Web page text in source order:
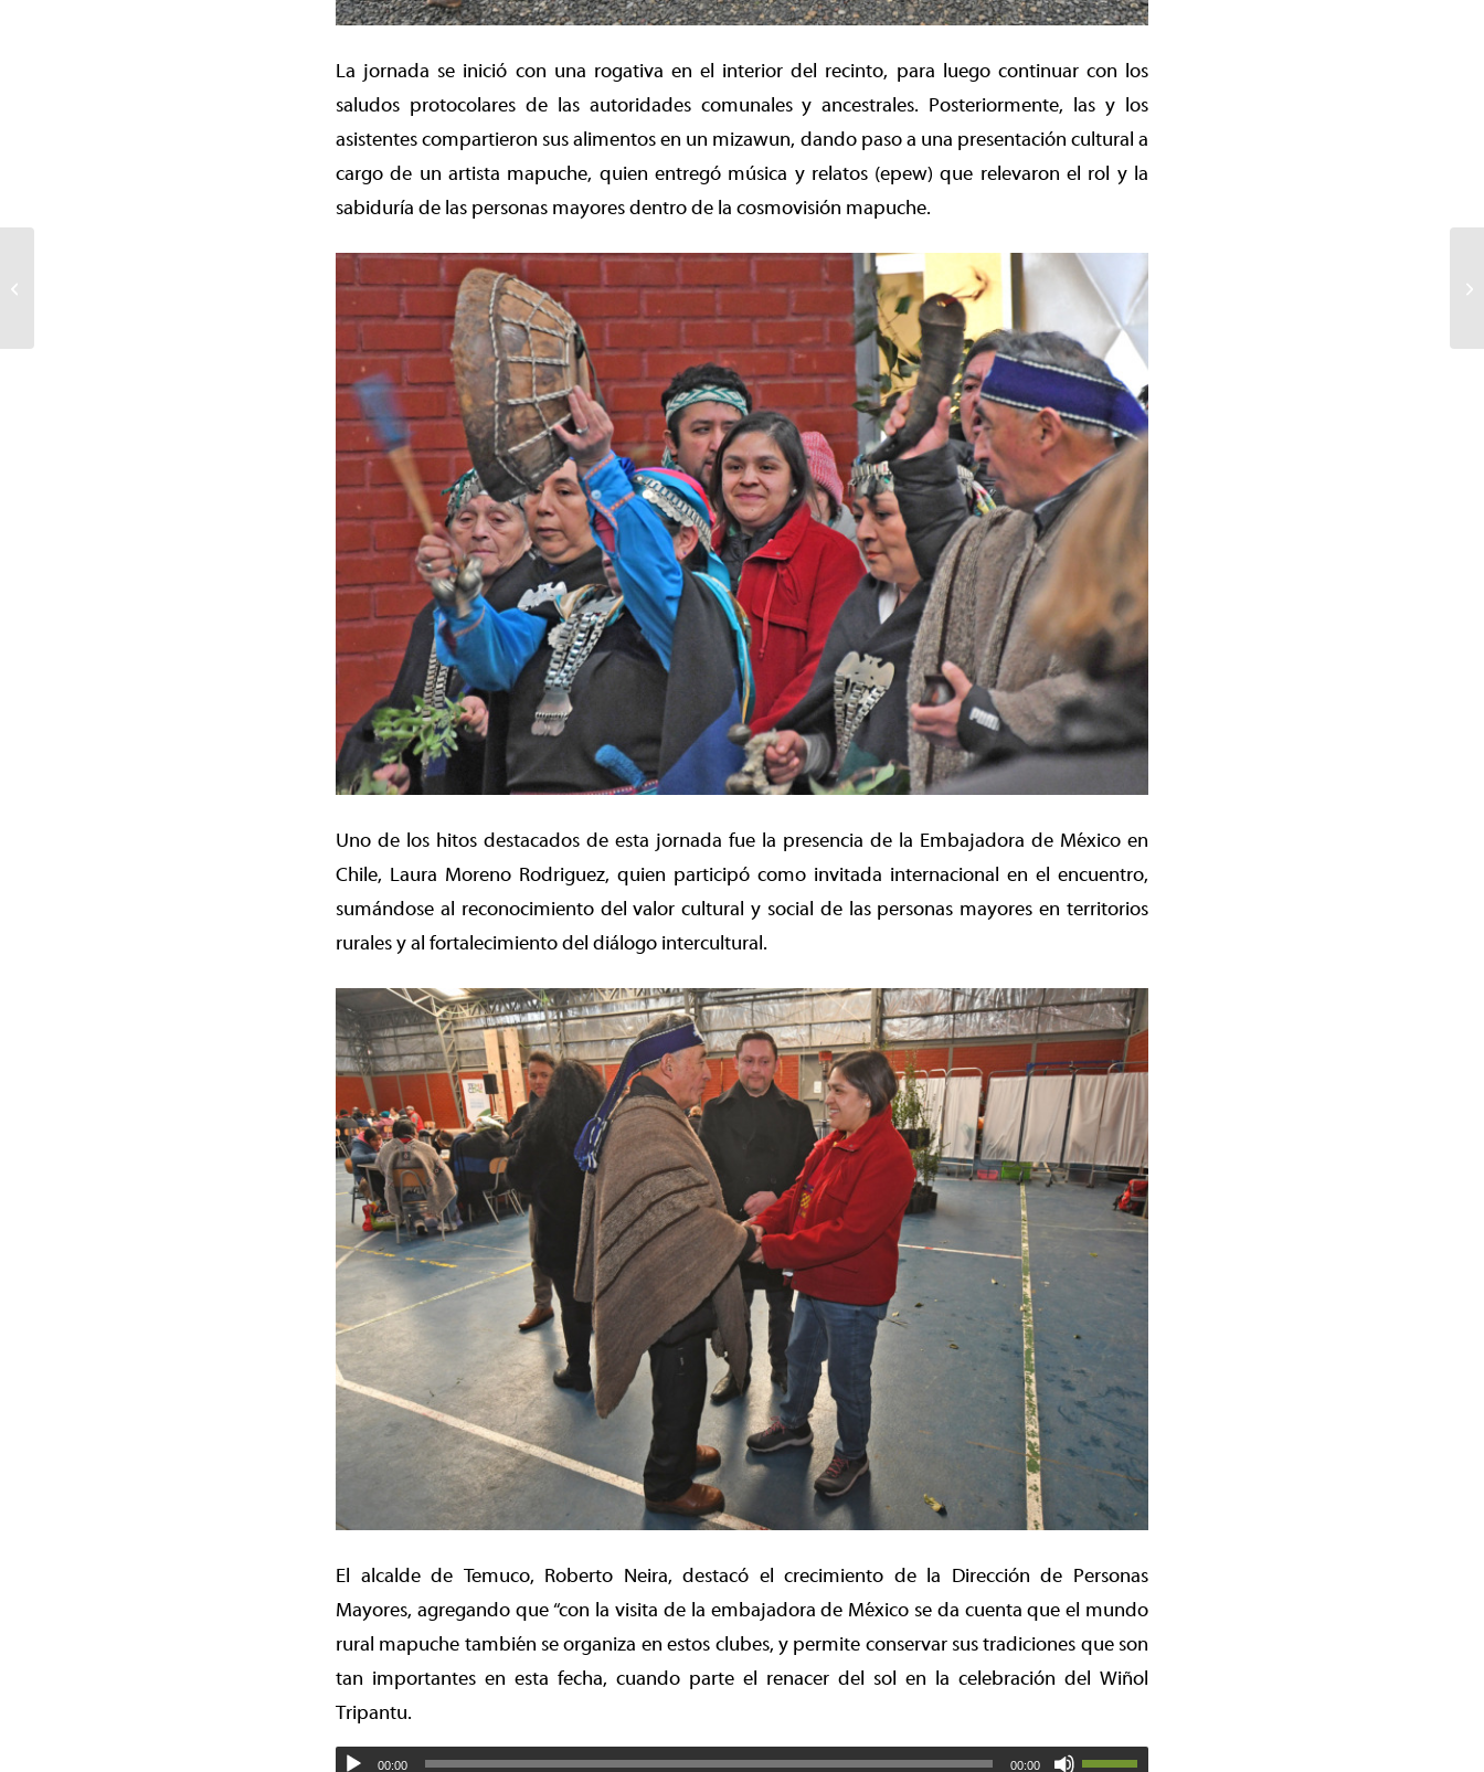
La jornada se inició con una rogativa en el interior del recinto, para luego continuar con los
saludos protocolares de las autoridades comunales y ancestrales. Posteriormente, las y los
asistentes compartieron sus alimentos en un mizawun, dando paso a una presentación cultural a
cargo de un artista mapuche, quien entregó música y relatos (epew) que relevaron el rol y la
sabiduría de las personas mayores dentro de la cosmovisión mapuche.
Uno de los hitos destacados de esta jornada fue la presencia de la Embajadora de México en
Chile, Laura Moreno Rodriguez, quien participó como invitada internacional en el encuentro,
sumándose al reconocimiento del valor cultural y social de las personas mayores en territorios
rurales y al fortalecimiento del diálogo intercultural.
El alcalde de Temuco, Roberto Neira, destacó el crecimiento de la Dirección de Personas
Mayores, agregando que “con la visita de la embajadora de México se da cuenta que el mundo
rural mapuche también se organiza en estos clubes, y permite conservar sus tradiciones que son
tan importantes en esta fecha, cuando parte el renacer del sol en la celebración del Wiñol
Tripantu.
00:00 00:00